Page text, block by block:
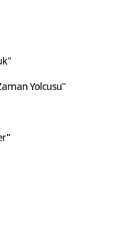
Yolcusu"